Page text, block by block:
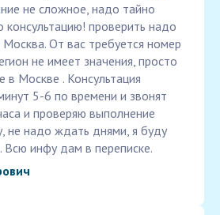
не сложное, надо тайно
консультацию! проверить надо
От вас требуется номер
не имеет значения, просто
в Москве . Консультация
5-6 по времени и звонят
и проверяю выполнение
не надо ждать днями, я буду
Всю инфу дам в переписке.